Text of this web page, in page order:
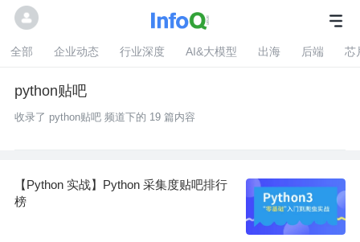
全部 企业动态 行业深度 AI&大模型 出海 后端 芯
python贴吧
收录了 python贴吧 频道下的 19 篇内容
【Python 实战】Python 采集度贴吧排行
榜